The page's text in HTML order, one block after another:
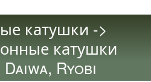
катушки ->
катушки
Ryobi